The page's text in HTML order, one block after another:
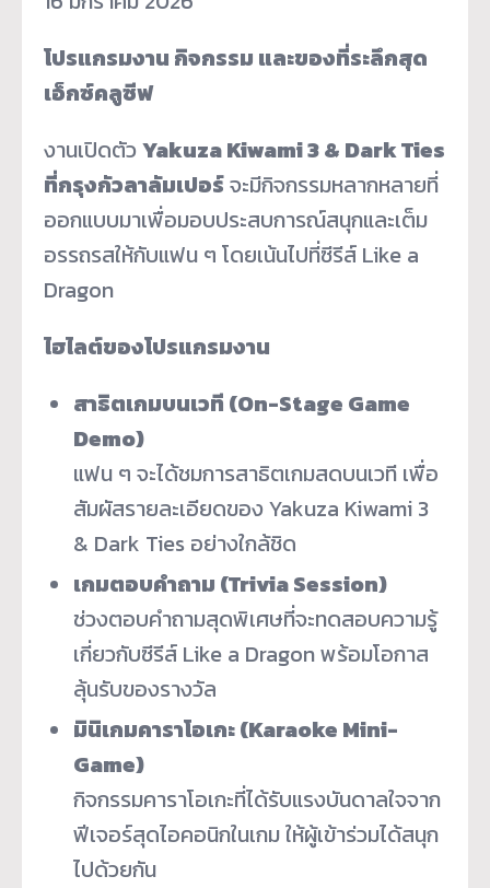
โปรแกรมงาน กิจกรรม และของที่ระลึกสุด
เอ็กซ์คลูซีฟ
งานเปิดตัวYakuza Kiwami 3 & Dark Ties
ที่กรุงกัวลาลัมเปอร์จะมีกิจกรรมหลากหลายที่
ออกแบบมาเพื่อมอบประสบการณ์สนุกและเต็ม
อรรถรสให้กับแฟน ๆ โดยเน้นไปที่ซีรีส์ Like a
Dragon
ไฮไลต์ของโปรแกรมงาน
สาธิตเกมบนเวที (On-Stage Game
Demo)
แฟน ๆ จะได้ชมการสาธิตเกมสดบนเวที เพื่อ
สัมผัสรายละเอียดของ Yakuza Kiwami 3
& Dark Ties อย่างใกล้ชิด
เกมตอบคำถาม (Trivia Session)
ช่วงตอบคำถามสุดพิเศษที่จะทดสอบความรู้
เกี่ยวกับซีรีส์ Like a Dragon พร้อมโอกาส
ลุ้นรับของรางวัล
มินิเกมคาราโอเกะ (Karaoke Mini-
Game)
กิจกรรมคาราโอเกะที่ได้รับแรงบันดาลใจจาก
ฟีเจอร์สุดไอคอนิกในเกม ให้ผู้เข้าร่วมได้สนุก
ไปด้วยกัน